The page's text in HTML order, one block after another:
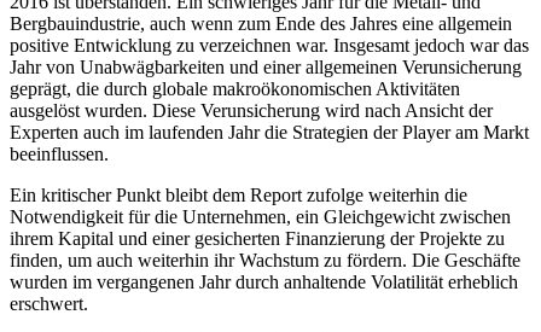
Bergbauindustrie, auch wenn zum Ende des Jahres eine allgemein
positive Entwicklung zu verzeichnen war. Insgesamt jedoch war das
Jahr von Unabwägbarkeiten und einer allgemeinen Verunsicherung
geprägt, die durch globale makroökonomischen Aktivitäten
ausgelöst wurden. Diese Verunsicherung wird nach Ansicht der
Experten auch im laufenden Jahr die Strategien der Player am Markt
beeinflussen.
Ein kritischer Punkt bleibt dem Report zufolge weiterhin die
Notwendigkeit für die Unternehmen, ein Gleichgewicht zwischen
ihrem Kapital und einer gesicherten Finanzierung der Projekte zu
finden, um auch weiterhin ihr Wachstum zu fördern. Die Geschäfte
wurden im vergangenen Jahr durch anhaltende Volatilität erheblich
erschwert.